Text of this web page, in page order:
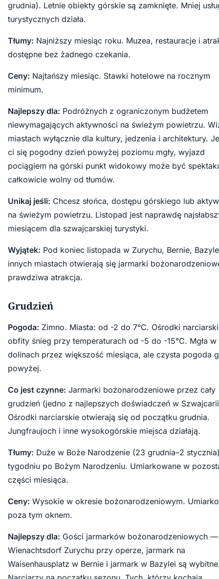
grudnia). Letnie obiekty górskie są zamknięte. Mniej
turystycznych działa.
Tłumy: Najniższy miesiąc roku. Muzea, restauracje i
dostępne bez żadnego czekania.
Ceny: Najtańszy miesiąc. Stawki hotelowe na rocznym
minimum.
Najlepszy dla: Podróżnych z ograniczonym budżetem
niewymagających aktywności na świeżym powietrzu.
miastach wyłącznie dla kultury, jedzenia i architektury.
ci się pogodny dzień powyżej poziomu mgły, wyjazd
pociągiem na górski punkt widokowy może być
całkowicie wolny od tłumów.
Unikaj jeśli: Chcesz słońca, dostępu górskiego lub
na świeżym powietrzu. Listopad jest naprawdę
miesiącem dla szwajcarskiej turystyki.
Wyjątek: Pod koniec listopada w Zurychu, Bernie,
innych miastach otwierają się jarmarki
prawdziwa atrakcja.
Grudzień
Pogoda: Zimno. Miasta: od -2 do 7°C. Ośrodki
obfity śnieg przy temperaturach od -5 do -15°C. Mgła w
dolinach przez większość miesiąca, ale czysta pogoda
powyżej.
Co jest czynne: Jarmarki bożonarodzeniowe przez cały
grudzień (jedno z najlepszych doświadczeń w
Ośrodki narciarskie otwierają się od początku grudnia.
Jungfraujoch i inne wysokogórskie miejsca działają.
Tłumy: Duże w Boże Narodzenie (23 grudnia–2
tygodniu po Bożym Narodzeniu. Umiarkowane w
części miesiąca.
Ceny: Wysokie w okresie bożonarodzeniowym.
poza tym oknem.
Najlepszy dla: Gości jarmarków bożonarodzeniowych —
Wienachtsdorf Zurychu przy operze, jarmark na
Waisenhausplatz w Bernie i jarmark w Bazylei są